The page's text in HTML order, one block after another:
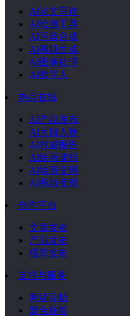
AI论文写作
AI绘画工具
AI语音合成
AI视频生成
AI图像处理
AI数字人
热点在线
AI产品发布
AI大咖人物
AI权威报告
AI绘画课程
AI绘画变现
AI视频变现
创作平台
文章发布
产品发布
模型发布
支持与服务
网站导航
聚合标签